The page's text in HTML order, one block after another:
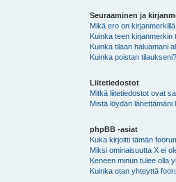
Seuraaminen ja
Mikä ero on
Kuinka teen kirjanmerkin
Kuinka tilaan haluamani
Kuinka poistan tilaukseni?
Liitetiedostot
Mitkä liitetiedostot ovat
Mistä löydän lähettämäni
phpBB -asiat
Kuka kirjoitti tämän
Miksi ominaisuutta X ei
Keneen minun tulee olla
Kuinka otan yhteyttä